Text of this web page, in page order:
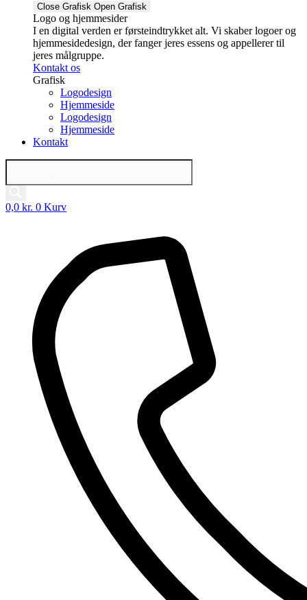
Close Grafisk Open Grafisk
Logo og hjemmesider
I en digital verden er førsteindtrykket alt. Vi skaber logoer og
hjemmesidedesign, der fanger jeres essens og appellerer til
jeres målgruppe.
Kontakt os
Grafisk
Logodesign
Hjemmeside
Logodesign
Hjemmeside
Kontakt
Products
0,0 kr. 0 Kurv